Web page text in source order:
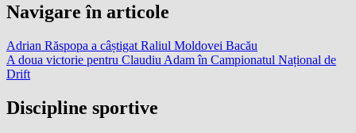
Navigare în articole
Adrian Răspopa a câștigat Raliul Moldovei Bacău
A doua victorie pentru Claudiu Adam în Campionatul Național de
Drift
Discipline sportive